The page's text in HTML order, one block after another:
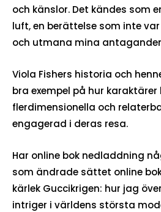
och känslor. Det kändes som
luft, en berättelse som inte
och utmana mina
Viola Fishers historia och
bra exempel på hur karaktärer
flerdimensionella och
engagerad i deras resa.
Har online bok nedladdning
som ändrade sättet online
kärlek Guccikrigen: hur jag
intriger i världens största